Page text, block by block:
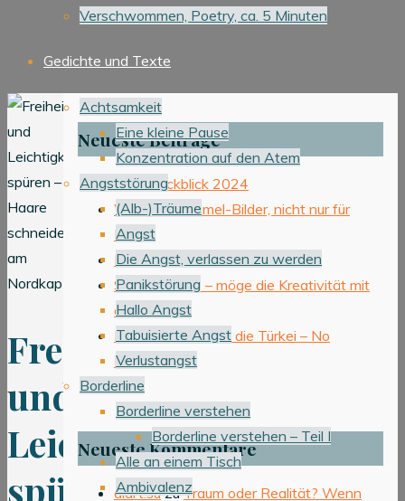
Verschwommen, Poetry, ca. 5 Minuten
Gedichte und Texte
Achtsamkeit
Eine kleine Pause
Konzentration auf den Atem
Angststörung
(Alb-)Träume
Angst
Die Angst, verlassen zu werden
Panikstörung
Hallo Angst
Tabuisierte Angst
Verlustangst
Borderline
Borderline verstehen
Borderline verstehen – Teil I
Alle an einem Tisch
Ambivalenz
Freiheit
und
Leichtigkeit
spüren
Neueste Beiträge
Jahresrückblick 2024
Wimmel-Sammel-Bilder, nicht nur für
Kinder
KUNST ist…
STAR WARS – möge die Kreativität mit
dir sein
In 12 Tagen durch die Türkei – No
Problem
Neueste Kommentare
diart.suzuTraum oder Realität? Wenn